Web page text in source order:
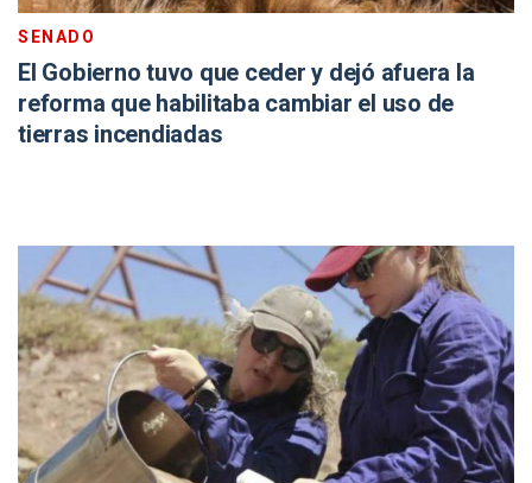
SENADO
El Gobierno tuvo que ceder y dejó afuera la
reforma que habilitaba cambiar el uso de
tierras incendiadas